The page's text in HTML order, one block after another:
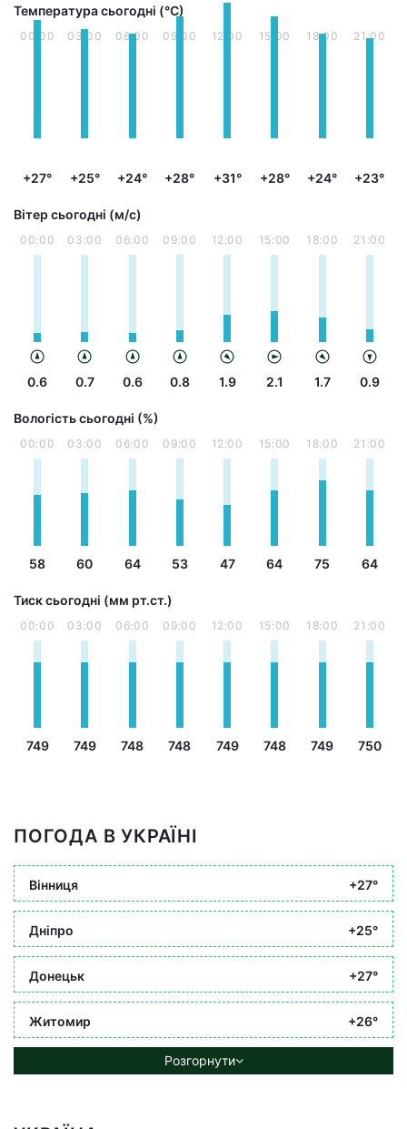
Температура сьогодні (°С)
00:00
+27°
03:00
+25°
06:00
+24°
09:00
+28°
12:00
+31°
15:00
+28°
18:00
+24°
21:00
+23°
Вітер сьогодні (м/с)
00:00
0.6
03:00
0.7
06:00
0.6
09:00
0.8
12:00
1.9
15:00
2.1
18:00
1.7
21:00
0.9
Вологість сьогодні (%)
00:00
58
03:00
60
06:00
64
09:00
53
12:00
47
15:00
64
18:00
75
21:00
64
Тиск сьогодні (мм рт.ст.)
00:00
749
03:00
749
06:00
748
09:00
748
12:00
749
15:00
748
18:00
749
21:00
750
ПОГОДА В УКРАЇНІ
Вінниця +27°
Дніпро +25°
Донецьк +27°
Житомир +26°
Розгорнути